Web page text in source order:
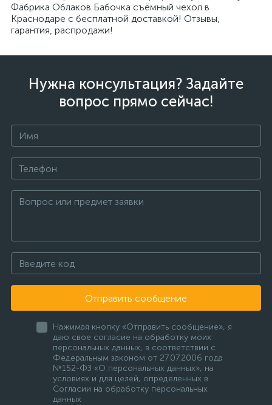
Фабрика Облаков Бабочка съёмный чехол в
Краснодаре с бесплатной доставкой! Отзывы,
гарантия, распродажи!
Нужна консультация? Задайте
вопрос прямо сейчас!
Отправить сообщение
Нажимая кнопку «Отправить сообщение», я
даю свое согласие на обработку моих
персональных данных, в соответствии с
Федеральным законом от 27.07.2006 года
№152-ФЗ «О персональных данных», на
условиях и для целей, определенных в
Согласии на обработку персональных
данных